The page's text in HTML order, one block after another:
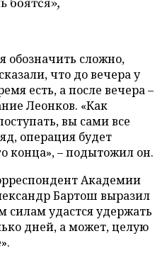
обозначить сложно,
что до вечера у
есть, а после вечера –
Леонков. «Как
вы сами все
операция будет
конца», – подытожил он.
Академии
Бартош выразил
удастся удержать
дней, а может, целую